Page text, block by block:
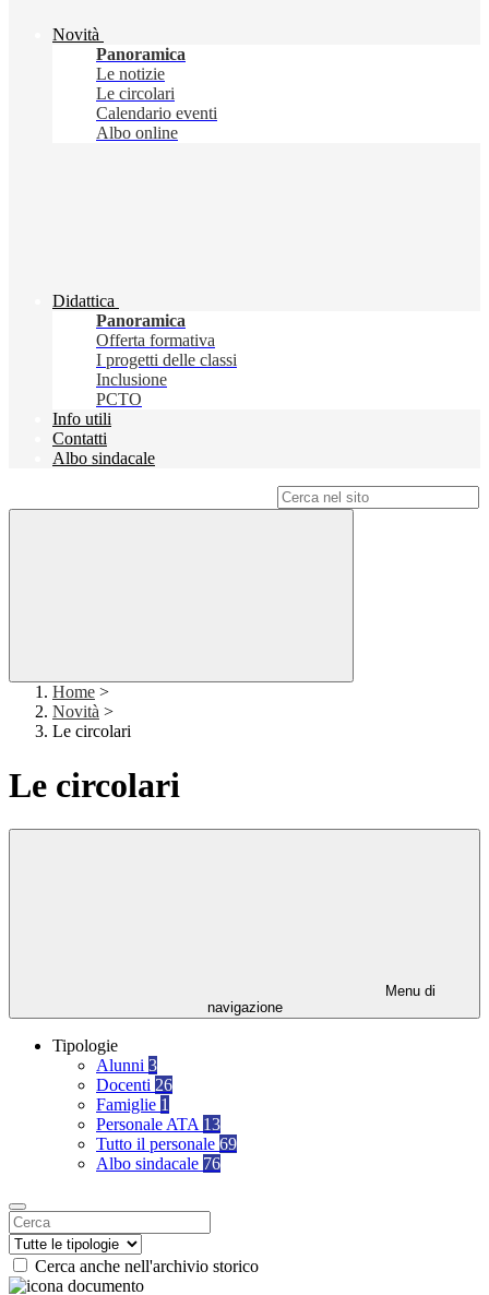
Novità
Panoramica
Le notizie
Le circolari
Calendario eventi
Albo online
Didattica
Panoramica
Offerta formativa
I progetti delle classi
Inclusione
PCTO
Info utili
Contatti
Albo sindacale
Home >
Novità >
Le circolari
Le circolari
Menu di
navigazione
Tipologie
Alunni 3
Docenti 26
Famiglie 1
Personale ATA 13
Tutto il personale 69
Albo sindacale 76
Cerca anche nell'archivio storico